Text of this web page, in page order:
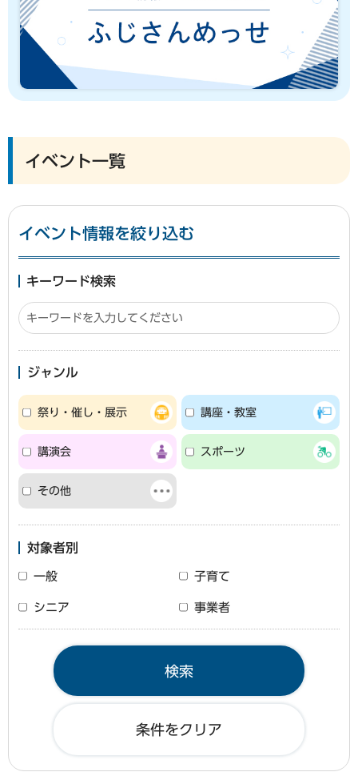
イベント一覧
イベント情報を絞り込む
キーワード検索
ジャンル
祭り・催し・展示 講座・教室
講演会 スポーツ
その他
対象者別
一般 子育て
シニア 事業者
条件をクリア